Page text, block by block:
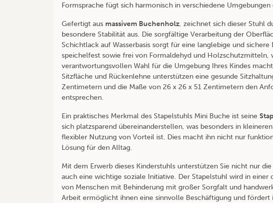
Formsprache fügt sich harmonisch in verschiedene Umgebungen
Gefertigt aus massivem Buchenholz, zeichnet sich dieser Stuhl
besondere Stabilität aus. Die sorgfältige Verarbeitung der
Schichtlack auf Wasserbasis sorgt für eine langlebige und sichere
speichelfest sowie frei von Formaldehyd und Holzschutzmitteln,
verantwortungsvollen Wahl für die Umgebung Ihres Kindes
Sitzfläche und Rückenlehne unterstützen eine gesunde
Zentimetern und die Maße von 26 x 26 x 51 Zentimetern den
entsprechen.
Ein praktisches Merkmal des Stapelstuhls Mini Buche ist seine
sich platzsparend übereinanderstellen, was besonders in
flexibler Nutzung von Vorteil ist. Dies macht ihn nicht nur
Lösung für den Alltag.
Mit dem Erwerb dieses Kinderstuhls unterstützen Sie nicht nur
auch eine wichtige soziale Initiative. Der Stapelstuhl wird in einer
von Menschen mit Behinderung mit großer Sorgfalt und
Arbeit ermöglicht ihnen eine sinnvolle Beschäftigung und fördert